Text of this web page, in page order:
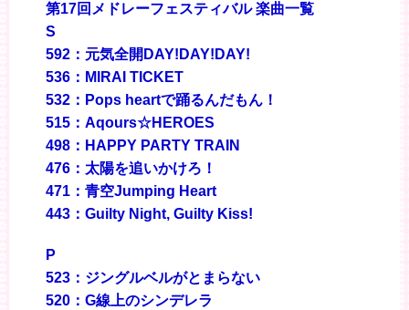
第17回メドレーフェスティバル 楽曲一覧
S
592：元気全開DAY!DAY!DAY!
536：MIRAI TICKET
532：Pops heartで踊るんだもん！
515：Aqours☆HEROES
498：HAPPY PARTY TRAIN
476：太陽を追いかけろ！
471：青空Jumping Heart
443：Guilty Night, Guilty Kiss!
P
523：ジングルベルがとまらない
520：G線上のシンデレラ